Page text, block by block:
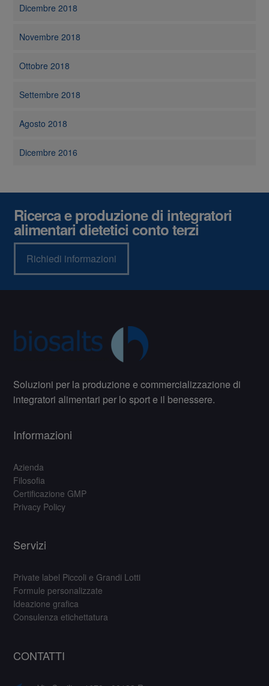
Dicembre 2018
Novembre 2018
Ottobre 2018
Settembre 2018
Agosto 2018
Dicembre 2016
Ricerca e produzione di integratori
alimentari dietetici conto terzi
Richiedi informazioni
Soluzioni per la produzione e commercializzazione di
integratori alimentari per lo sport e il benessere.
Informazioni
Azienda
Filosofia
Certificazione GMP
Privacy Policy
Servizi
Private label Piccoli e Grandi Lotti
Formule personalizzate
Ideazione grafica
Consulenza etichettatura
CONTATTI